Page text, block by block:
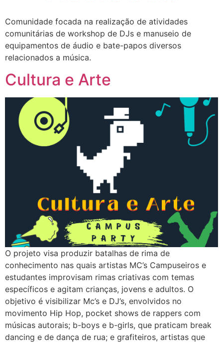
Comunidade focada na realização de atividades
comunitárias de workshop de DJs e manuseio de
equipamentos de áudio e bate-papos diversos
relacionados a música.
Cultura e Arte
O projeto visa produzir batalhas de rima de
conhecimento nas quais artistas MC’s Campuseiros e
estudantes improvisam rimas criativas com temas
específicos e agitam crianças, jovens e adultos. O
objetivo é visibilizar Mc’s e DJ’s, envolvidos no
movimento Hip Hop, pocket shows de rappers com
músicas autorais; b-boys e b-girls, que praticam break
dancing e de dança de rua; e grafiteiros, artistas que